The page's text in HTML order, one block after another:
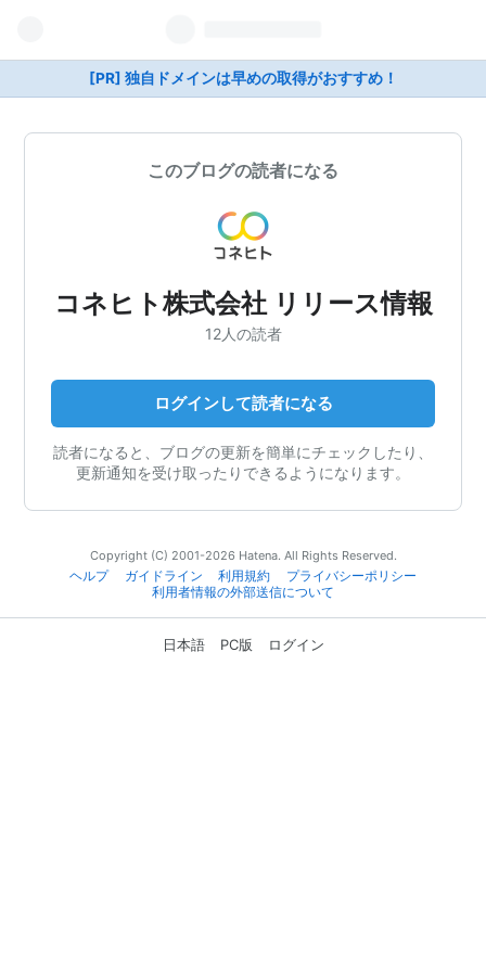
[PR] 独自ドメインは早めの取得がおすすめ！
このブログの読者になる
コネヒト株式会社 リリース情報
12人の読者
ログインして読者になる
読者になると、ブログの更新を簡単にチェックしたり、
更新通知を受け取ったりできるようになります。
Copyright (C) 2001-2026 Hatena. All Rights Reserved.
ヘルプ
ガイドライン 利用規約
プライバシーポリシー
利用者情報の外部送信について
日本語 PC版 ログイン